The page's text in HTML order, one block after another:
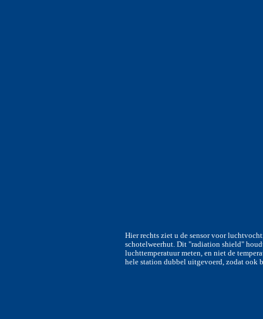
Hier rechts ziet u de sensor voor
schotelweerhut. Dit "radiation shield"
luchttemperatuur meten, en niet de
hele station dubbel uitgevoerd, zodat ook